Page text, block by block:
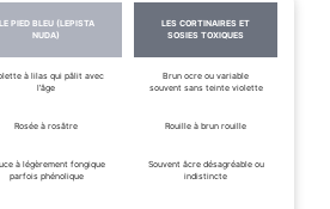
LE PIED BLEU (LEPISTA
NUDA)
LES CORTINAIRES ET
SOSIES TOXIQUES
à lilas qui pâlit avec
l’âge
Brun ocre ou variable
souvent sans teinte violette
Rosée à rosâtre Rouille à brun rouille
à légèrement fongique
parfois phénolique
Souvent âcre désagréable ou
indistincte